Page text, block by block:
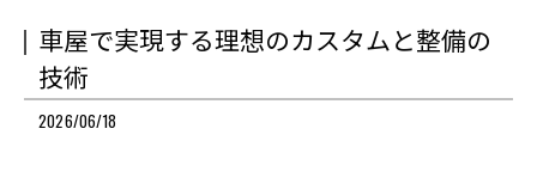
車屋で実現する理想のカスタムと整備の
技術
2026/06/18